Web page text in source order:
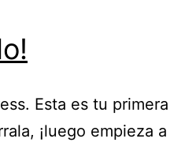
Esta es tu primera
¡luego empieza a